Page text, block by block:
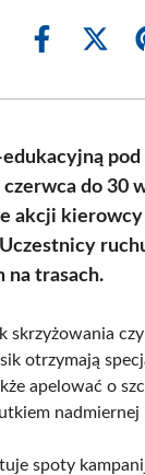
Share
Share
pod
do 30
akcji
na trasach.
otrzymają
apelować o
nadmiernej
spoty